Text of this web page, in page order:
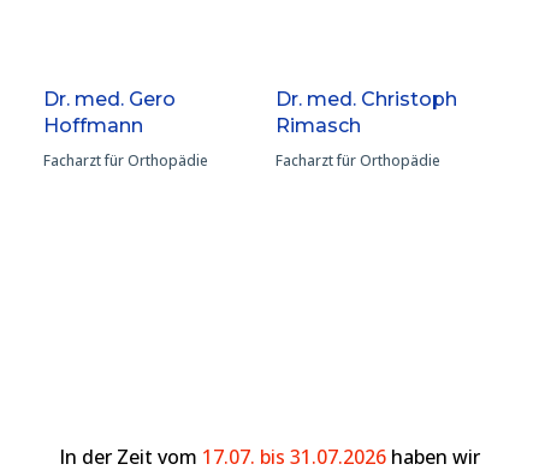
Dr. med. Gero
Hoffmann
Facharzt für Orthopädie
Dr. med. Christoph
Rimasch
Facharzt für Orthopädie
In der Zeit vom 17.07. bis 31.07.2026 haben wir